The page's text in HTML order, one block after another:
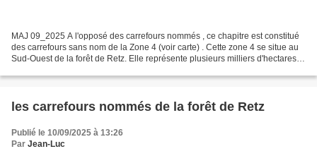
MAJ 09_2025 A l'opposé des carrefours nommés , ce chapitre est constitué
des carrefours sans nom de la Zone 4 (voir carte) . Cette zone 4 se situe au
Sud-Ouest de la forêt de Retz. Elle représente plusieurs milliers d'hectares (
les carrefours nommés de la forêt de Retz
Publié le 10/09/2025 à 13:26
Par Jean-Luc